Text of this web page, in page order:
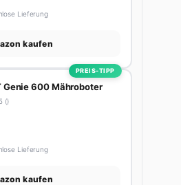
Lieferung
kaufen
PREIS-TIPP
Genie 600 Mähroboter
()
Lieferung
kaufen